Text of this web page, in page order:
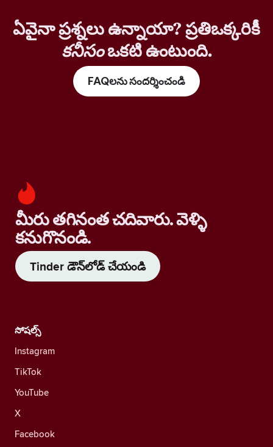
ఏవైనా ప్రశ్నలు ఉన్నాయా? ప్రతిఒక్కరికీ
కనీసంఒకటి ఉంటుంది.
FAQలను సందర్శించండి
మీరు తగినంత చదివారు. వెళ్ళి
కనుగొనండి.
Tinder డౌన్‌లోడ్ చేయండి
సోషల్స్
Instagram
TikTok
YouTube
X
Facebook